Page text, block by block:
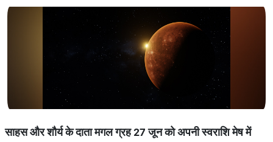
साहस और शौर्य के दाता मगल ग्रह 27जून को अपनी स्वराशि मेष में